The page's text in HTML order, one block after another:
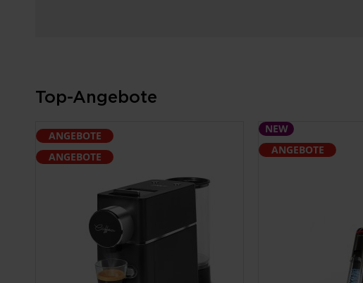
Top-Angebote
ANGEBOTE
ANGEBOTE
NEW
ANGEBOTE